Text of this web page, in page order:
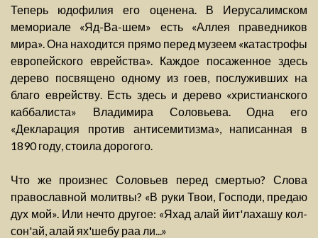
Теперь юдофилия его оценена. В Иерусалимском
мемориале «Яд-Ва-шем» есть «Аллея праведников
мира». Она находится прямо перед музеем «катастрофы
европейского еврейства». Каждое посаженное здесь
дерево посвящено одному из гоев, послуживших на
благо еврейству. Есть здесь и дерево «христианского
каббалиста» Владимира Соловьева. Одна его
«Декларация против антисемитизма», написанная в
1890 году, стоила дорогого.
Что же произнес Соловьев перед смертью? Слова
православной молитвы? «В руки Твои, Господи, предаю
дух мой». Или нечто другое: «Яхад алай йит'лахашу кол-
сон'ай, алай ях'шебу раа ли...»